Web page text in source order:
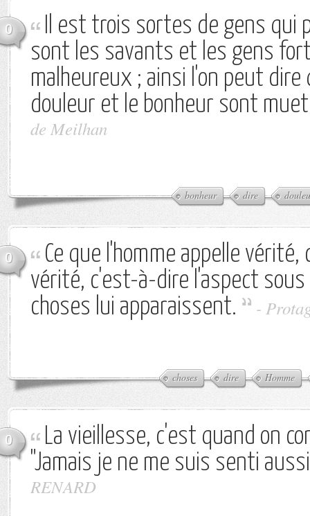
0
Il est trois sortes de gens qui
sont les savants et les gens
malheureux ; ainsi l'on peut dire
douleur et le bonheur sont
de Meilhan
bonheur dire
0
Ce que l'homme appelle
vérité, c'est-à-dire l'aspect sous
choses lui apparaissent.
-
choses dire Homme
0
La vieillesse, c'est quand on
"Jamais je ne me suis senti
RENARD